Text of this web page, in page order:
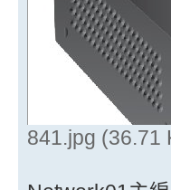
841.jpg (36.71